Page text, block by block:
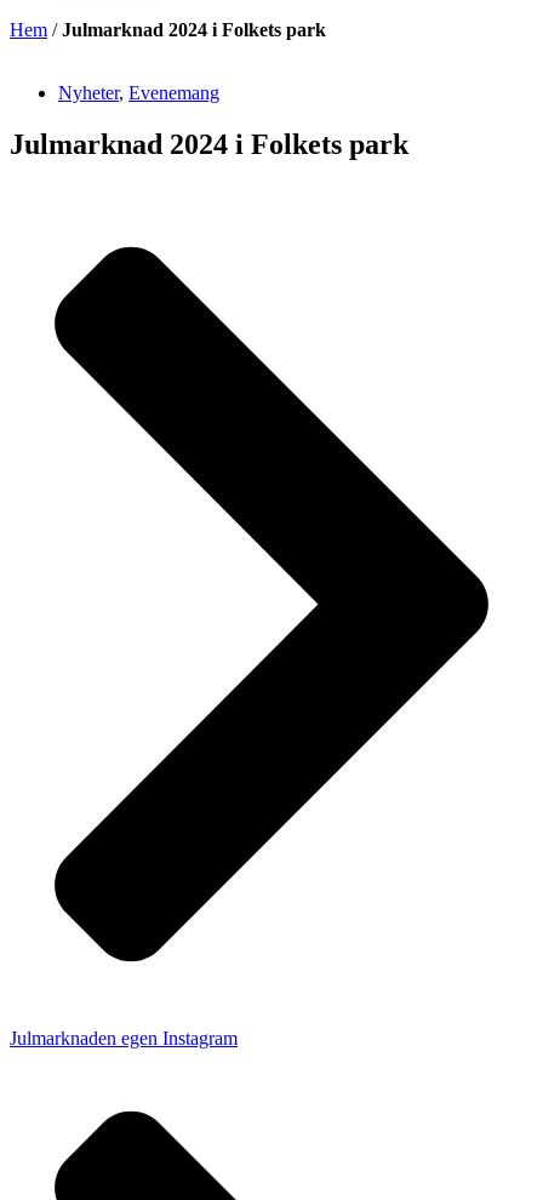
Hem /Julmarknad 2024 i Folkets park
Nyheter, Evenemang
Julmarknad 2024 i Folkets park
Julmarknaden egen Instagram